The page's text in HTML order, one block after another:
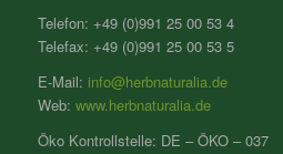
Telefon: +49 (0)991 25 00 53 4
Telefax: +49 (0)991 25 00 53 5
E-Mail: info@herbnaturalia.de
Web: www.herbnaturalia.de
Öko Kontrollstelle: DE – ÖKO – 037